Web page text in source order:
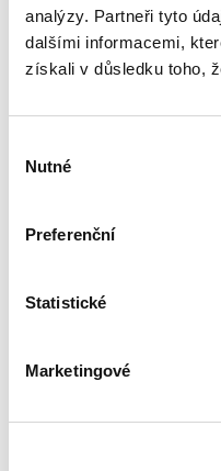
analýzy. Partneři tyto
dalšími informacemi,
získali v důsledku toho,
souhlasu
Nutné
Preferenční
Statistické
Marketingové
Petr Černý
práva podle zákona